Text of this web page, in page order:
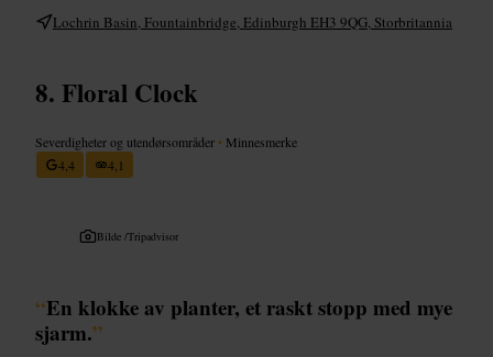
Lochrin Basin, Fountainbridge, Edinburgh EH3 9QG, Storbritannia
Floral Clock
Severdigheter og utendørsområder • Minnesmerke
4,4
4,1
Bilde /Tripadvisor
“En klokke av planter, et raskt stopp med mye
sjarm.”